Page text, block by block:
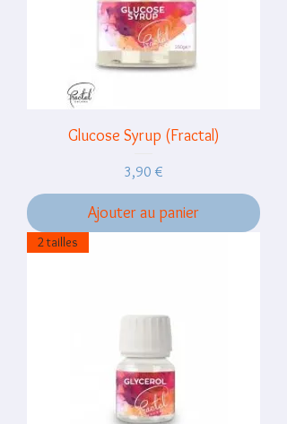
Glucose Syrup (Fractal)
Prix
3,90 €
Ajouter au panier
2 tailles